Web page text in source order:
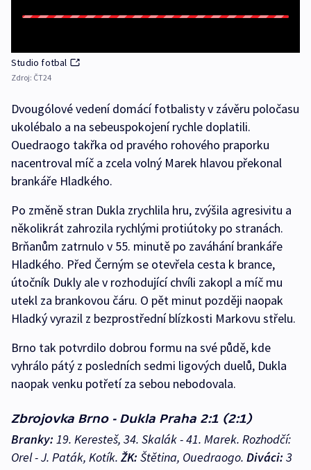
Studio fotbal
Zdroj: ČT24
Dvougólové vedení domácí fotbalisty v závěru poločasu
ukolébalo a na sebeuspokojení rychle doplatili.
Ouedraogo takřka od pravého rohového praporku
nacentroval míč a zcela volný Marek hlavou překonal
brankáře Hladkého.
Po změně stran Dukla zrychlila hru, zvýšila agresivitu a
několikrát zahrozila rychlými protiútoky po stranách.
Brňanům zatrnulo v 55. minutě po zaváhání brankáře
Hladkého. Před Černým se otevřela cesta k brance,
útočník Dukly ale v rozhodující chvíli zakopl a míč mu
utekl za brankovou čáru. O pět minut později naopak
Hladký vyrazil z bezprostřední blízkosti Markovu střelu.
Brno tak potvrdilo dobrou formu na své půdě, kde
vyhrálo pátý z posledních sedmi ligových duelů, Dukla
naopak venku potřetí za sebou nebodovala.
Zbrojovka Brno - Dukla Praha 2:1 (2:1)
Branky: 19. Keresteš, 34. Skalák - 41. Marek. Rozhodčí:
Orel - J. Paták, Kotík. ŽK: Štětina, Ouedraogo. Diváci: 3